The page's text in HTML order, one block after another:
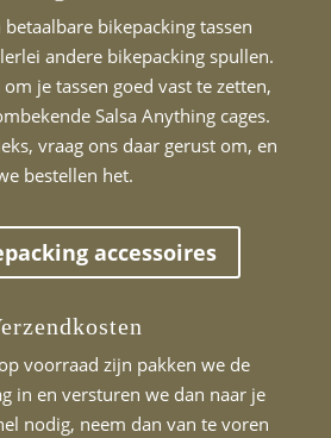
betaalbare bikepacking tassen
andere bikepacking spullen.
je tassen goed vast te zetten,
Salsa Anything cages.
vraag onsdaar gerust om, en
bestellen het.
accessoires
voorraad zijn pakken we de
in en versturen we dan naar je
nodig, neem dan van te voren